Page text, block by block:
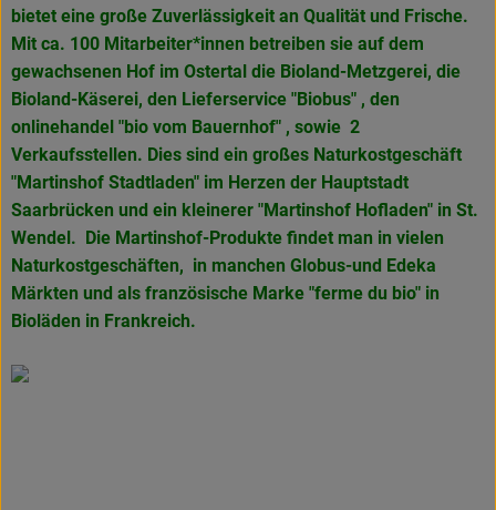
bietet eine große Zuverlässigkeit an Qualität und Frische.
Mit ca. 100 Mitarbeiter*innen betreiben sie auf dem
gewachsenen Hof im Ostertal die Bioland-Metzgerei, die
Bioland-Käserei, den Lieferservice "Biobus" , den
onlinehandel "bio vom Bauernhof" , sowie 2
Verkaufsstellen. Dies sind ein großes Naturkostgeschäft
"Martinshof Stadtladen" im Herzen der Hauptstadt
Saarbrücken und ein kleinerer "Martinshof Hofladen" in St.
Wendel. Die Martinshof-Produkte findet man in vielen
Naturkostgeschäften, in manchen Globus-und Edeka
Märkten und als französische Marke "ferme du bio" in
Bioläden in Frankreich.